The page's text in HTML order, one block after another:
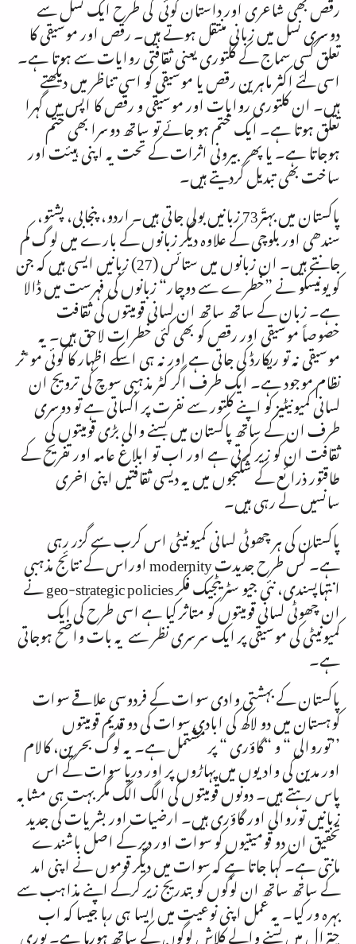
دوسری نسل میں زبانی منتقل ہوتے ہیں۔ رقص اور موسیقی کا
تعلق کسی سماج کے کلتوری یعنی ثقافتی روایات سے ہوتا ہے۔
اسی لئے اکثر ماہرین رقص یا موسیقی کو اسی تناظر میں دیکھتے
ہیں۔ ان کلتوری روایات اور موسیقی و رقص کا اپس میں گہرا
تعلق ہوتا ہے۔ ایک ختم ہو جائے تو ساتھ دوسرا بھی ختم
ہوجاتا ہے۔ یا پھر بیرونی اثرات کے تحت یہ اپنی ہیئت اور
ساخت بھی تبدیل کردیتے ہیں۔
پاکستان میں بہتّر73 زبانیں بولی جاتی ہیں۔ اردو، پنجابی، پشتو،
سندھی اور بلوچی کے علاوہ دیگر زبانوں کے بارے میں لوگ کم
جانتے ہیں۔ ان زبانوں میں ستائس (27) زبانیں ایسی ہیں کہ جن
کو یونیسکو نے ”خطرے سے دوچار“ زبانوں کی فہرست میں ڈالا
ہے۔ زبان کے ساتھ ساتھ ان لسانی قومیتوں کی ثقافت
خصوصاً موسیقی اور رقص کو بھی کئی خطرات لاحق ہیں۔ یہ
موسیقی نہ تو ریکارڈ کی جاتی ہے اور نہ ہی اسکے اظہار کا کوئی موٴثر
نظام موجود ہے۔ ایک طرف اگر کٹر مذہبی سوچ کی ترویج ان
لسانی کمیونیٹیز کو اپنے کلتور سے نفرت پر اکساتی ہے تو دوسری
طرف ان کے ساتھ پاکستان میں بسنے والی بڑی قومیتوں کی
ثقافت ان کو زیر کرتی ہے اور اب تو ابلاغ عامہ اور تفریح کے
طاقتور ذرائع کے شکنجوں میں یہ دیسی ثقافتیں اپنی اخری
سانسیں لے رہی ہیں۔
پاکستان کی ہر چھوٹی لسانی کمیونیٹی اس کرب سے گزر رہی
ہے۔ کس طرح جدیدتmodernityاوراس کے نتائج مذہبی
انتہاپسندی، نئی جیو سٹریٹجیک فکرgeo-strategic policiesنے
ان چھوٹی لسانی قومیتوں کو متاثر کیا ہے اسی طرح کی ایک
کمیونیٹی کی موسیقی پر ایک سرسری نظر سے یہ بات واضح ہوجاتی
ہے۔
پاکستان کے بہشتی وادی سوات کے فردوسی علاقے سوات
کوہستان میں دو لاکھ کی ابادی سوات کی دو قدیم قومیتوں
’’توروالی “ و “گاؤری “ پر مشتمل ہے۔ یہ لوگ بحرین، کالام
اور مدین کی وادیوں میں پہاڑوں پر اور دریا سوات کے اس
پاس رہتے ہیں۔ دونوں قومیتوں کی الگ الگ مگر بہت ہی مشابہ
زبانیں توروالی اور گاؤری ہیں۔ ارضیات اور بشریات کی جدید
تحقیق ان دو قومیتیوں کو سوات اور دیر کے اصل باشندے
مانتی ہے۔ کہا جاتا ہے کہ سوات میں دیگر قوموں نے اپنی امد
کے ساتھ ساتھ ان لوگوں کو بتدریج زیر کرکے اپنے مذاہب سے
بہرہ ور کیا۔ یہ عمل اپنی نوعیت میں ایسا ہی رہا جیسا کہ اب
چترال میں بسنے والے کلاش لوگوں کے ساتھ ہورہا ہے۔ پوری